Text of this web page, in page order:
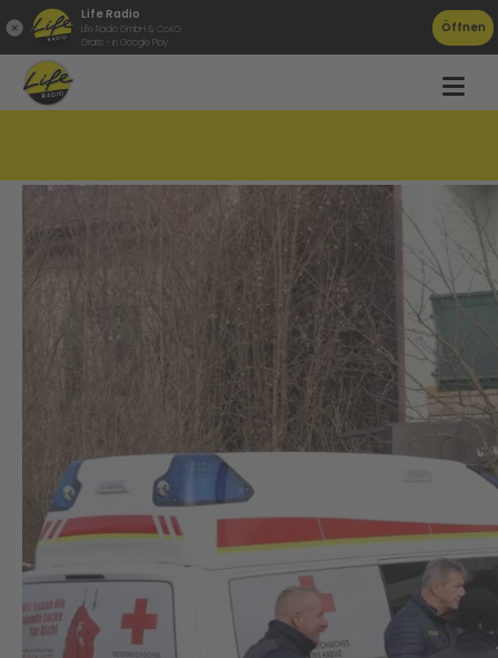
Life Radio
Life Radio GmbH & Co.KG
Gratis - in Google Play
Öffnen